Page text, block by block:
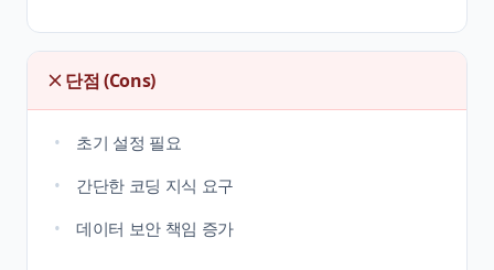
단점 (Cons)
초기 설정 필요
간단한 코딩 지식 요구
데이터 보안 책임 증가